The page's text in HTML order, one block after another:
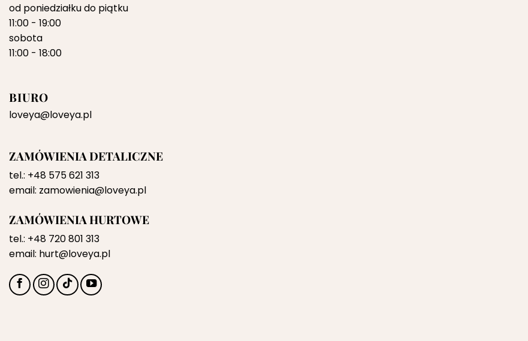
od poniedziałku do piątku
11:00 - 19:00
sobota
11:00 - 18:00
BIURO
loveya@loveya.pl
ZAMÓWIENIA DETALICZNE
tel.: +48 575 621 313
email: zamowienia@loveya.pl
ZAMÓWIENIA HURTOWE
tel.: +48 720 801 313
email: hurt@loveya.pl